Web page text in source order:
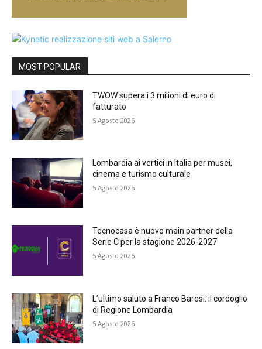
MOST POPULAR
TWOW supera i 3 milioni di euro di
fatturato
5 Agosto 2026
Lombardia ai vertici in Italia per musei,
cinema e turismo culturale
5 Agosto 2026
Tecnocasa è nuovo main partner della
Serie C per la stagione 2026-2027
5 Agosto 2026
L’ultimo saluto a Franco Baresi: il cordoglio
di Regione Lombardia
5 Agosto 2026